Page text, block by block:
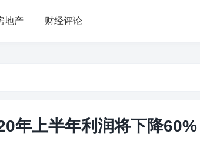
地产 财经评论
年上半年利润将下降60%